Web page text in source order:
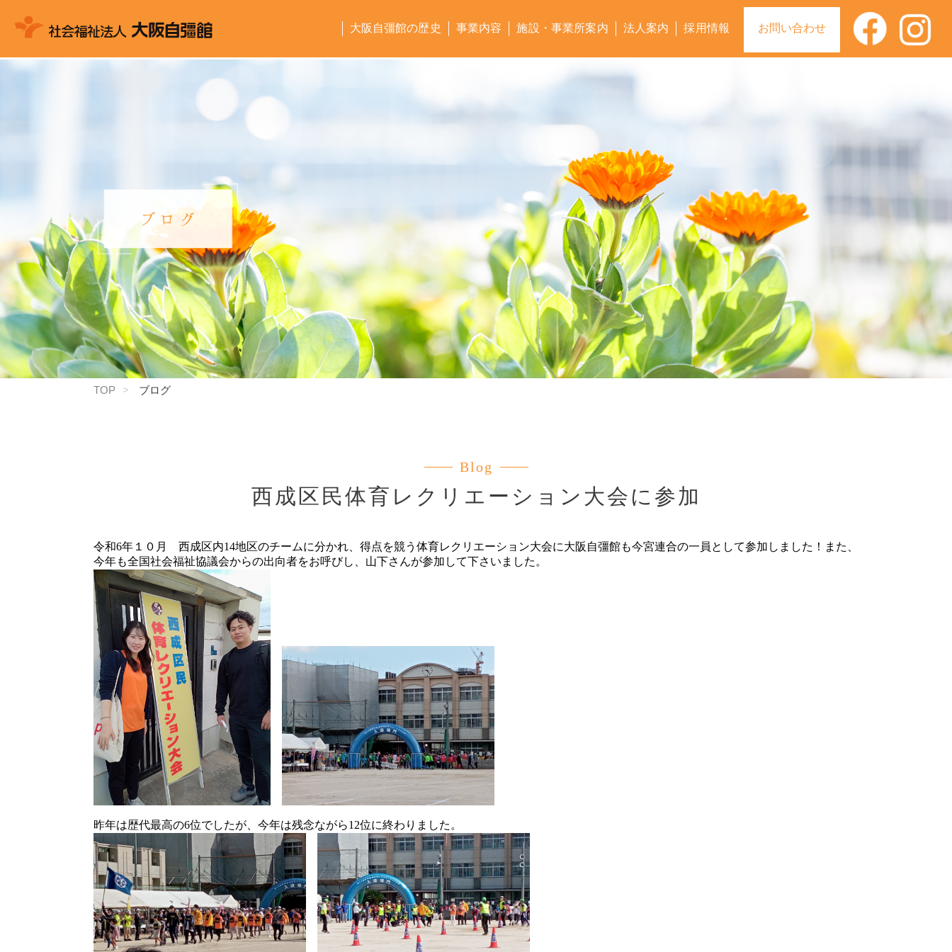
お問い合わせ
大阪自彊館の歴史 事業内容 施設・事業所案内 法人案内 採用情報
TOP ブログ
Blog
西成区民体育レクリエーション大会に参加
令和6年１０月 西成区内14地区のチームに分かれ、得点を競う体育レクリエーション大会に大阪自彊館も今宮連合の一員として参加しました！また、
今年も全国社会福祉協議会からの出向者をお呼びし、山下さんが参加して下さいました。
昨年は歴代最高の6位でしたが、今年は残念ながら12位に終わりました。